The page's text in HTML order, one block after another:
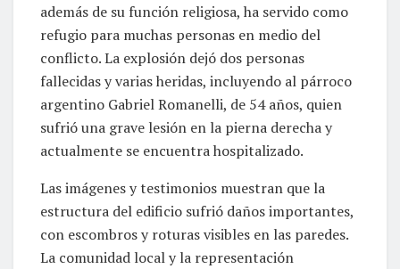
además de su función religiosa, ha servido como
refugio para muchas personas en medio del
conflicto. La explosión dejó dos personas
fallecidas y varias heridas, incluyendo al párroco
argentino Gabriel Romanelli, de 54 años, quien
sufrió una grave lesión en la pierna derecha y
actualmente se encuentra hospitalizado.
Las imágenes y testimonios muestran que la
estructura del edificio sufrió daños importantes,
con escombros y roturas visibles en las paredes.
La comunidad local y la representación